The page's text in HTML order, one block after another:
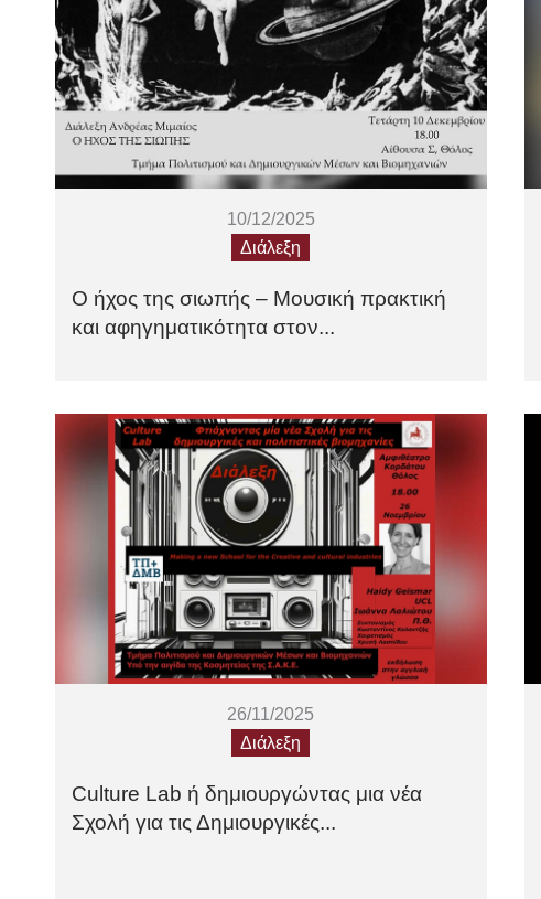
10/12/2025
Διάλεξη
Ο ήχος της σιωπής – Μουσική πρακτική
και αφηγηματικότητα στον...
26/11/2025
Διάλεξη
Culture Lab ή δημιουργώντας μια νέα
Σχολή για τις Δημιουργικές...